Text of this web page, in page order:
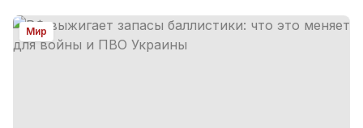
Мир